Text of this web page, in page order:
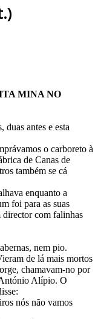
MINA NO
duas antes e esta
o carboreto à
de Canas de
também se cá
enquanto a
foi para as suas
director com falinhas
nem pio.
de lá mais mortos
chamavam-no por
Alípio. O
nós não vamos